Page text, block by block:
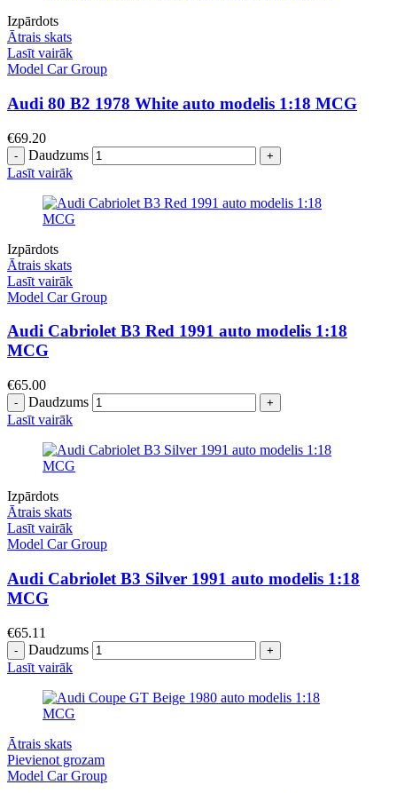
Izpārdots
Ātrais skats
Lasīt vairāk
Model Car Group
Audi 80 B2 1978 White auto modelis 1:18 MCG
€69.20
Daudzums
Lasīt vairāk
Izpārdots
Ātrais skats
Lasīt vairāk
Model Car Group
Audi Cabriolet B3 Red 1991 auto modelis 1:18
MCG
€65.00
Daudzums
Lasīt vairāk
Izpārdots
Ātrais skats
Lasīt vairāk
Model Car Group
Audi Cabriolet B3 Silver 1991 auto modelis 1:18
MCG
€65.11
Daudzums
Lasīt vairāk
Ātrais skats
Pievienot grozam
Model Car Group